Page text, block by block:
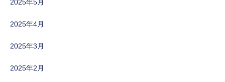
2025年5月
2025年4月
2025年3月
2025年2月